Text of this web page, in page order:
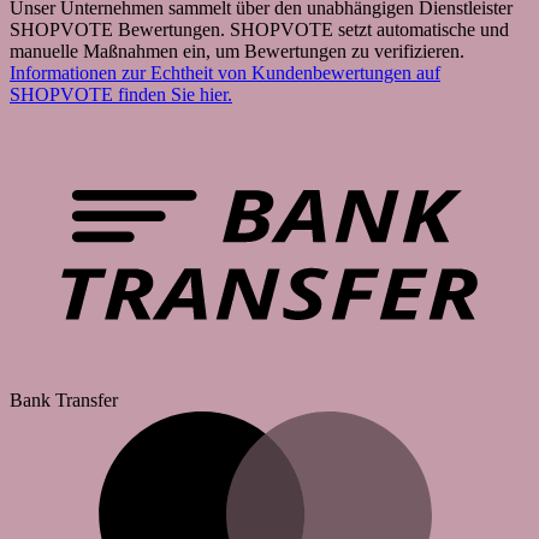
Unser Unternehmen sammelt über den unabhängigen Dienstleister
SHOPVOTE Bewertungen. SHOPVOTE setzt automatische und
manuelle Maßnahmen ein, um Bewertungen zu verifizieren.
Informationen zur Echtheit von Kundenbewertungen auf
SHOPVOTE finden Sie hier.
Bank Transfer